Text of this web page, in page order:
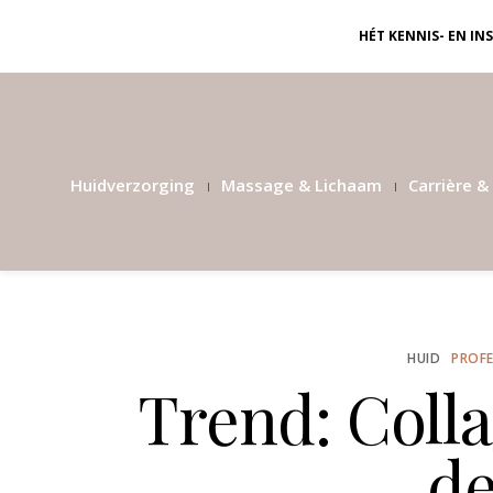
HÉT KENNIS- EN
Huidverzorging Massage & Lichaam Carrière
HUID
Trend: